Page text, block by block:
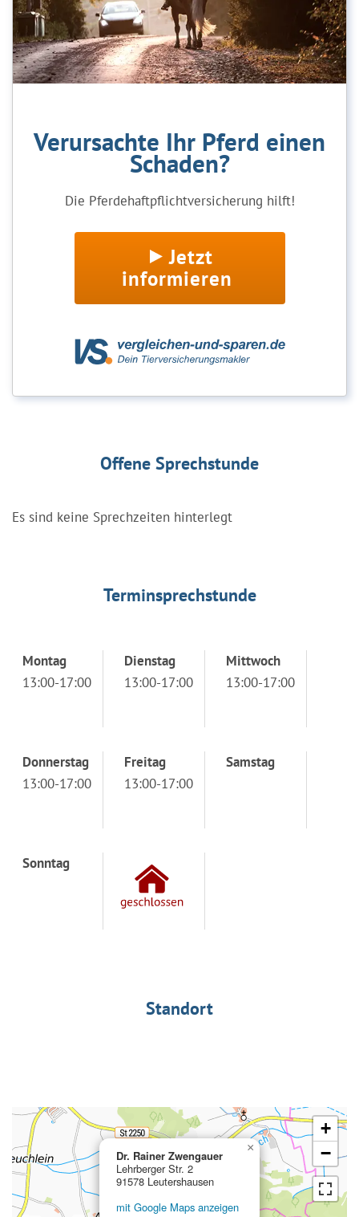
Verursachte Ihr Pferd einen
Schaden?
Die Pferdehaftpflichtversicherung hilft!
Jetzt
informieren
Offene Sprechstunde
Es sind keine Sprechzeiten hinterlegt
Terminsprechstunde
Montag
13:00-17:00
Dienstag
13:00-17:00
Mittwoch
13:00-17:00
Donnerstag
13:00-17:00
Freitag
13:00-17:00
Samstag
Sonntag
Standort
Dr. Rainer Zwengauer
Lehrberger Str. 2
91578 Leutershausen
mit Google Maps anzeigen
×
+
−